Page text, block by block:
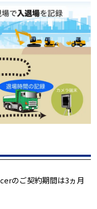
のご契約期間は3ヵ月